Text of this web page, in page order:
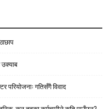
उक्याब
परियोजनाः गतिसँगै विवाद